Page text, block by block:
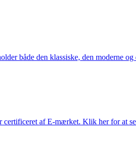
både den klassiske, den moderne
certificeret af E-mærket. Klik her for at